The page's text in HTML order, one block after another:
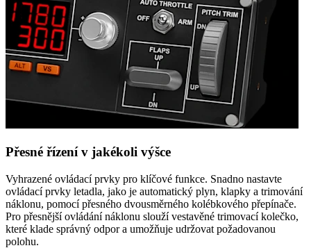
Přesné řízení v jakékoli výšce
Vyhrazené ovládací prvky pro klíčové funkce. Snadno nastavte
ovládací prvky letadla, jako je automatický plyn, klapky a trimování
náklonu, pomocí přesného dvousměrného kolébkového přepínače.
Pro přesnější ovládání náklonu slouží vestavěné trimovací kolečko,
které klade správný odpor a umožňuje udržovat požadovanou
polohu.